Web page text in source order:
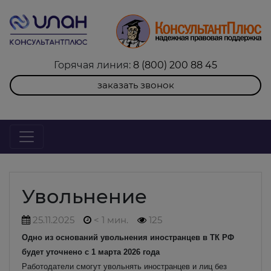
Горячая линия: 8 (800) 200 88 45
заказать звонок
Увольнение
25.11.2025 < 1 мин. 125
Одно из оснований увольнения иностранцев в ТК РФ
будет уточнено с 1 марта 2026 года
Работодатели смогут увольнять иностранцев и лиц без